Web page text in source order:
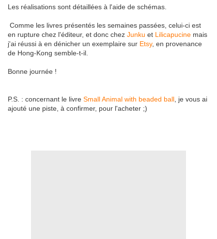
Les réalisations sont détaillées à l'aide de schémas.
Comme les livres présentés les semaines passées, celui-ci est
en rupture chez l'éditeur, et donc chez Junku et Lilicapucine mais
j'ai réussi à en dénicher un exemplaire sur Etsy, en provenance
de Hong-Kong semble-t-il.
Bonne journée !
P.S. : concernant le livre Small Animal with beaded ball , je vous ai
ajouté une piste, à confirmer, pour l'acheter ;)